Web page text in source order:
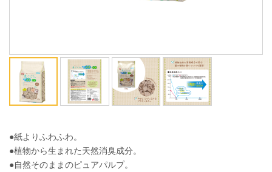
ENGLISH 中文
●紙よりふわふわ。
●植物から生まれた天然消臭成分。
●自然そのままのピュアパルプ。